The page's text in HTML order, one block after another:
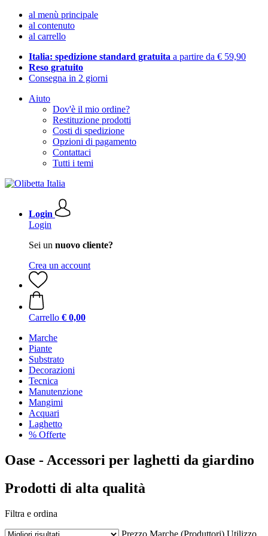
al menù principale
al contenuto
al carrello
Italia: spedizione standard gratuita a partire da € 59,90
Reso gratuito
Consegna in 2 giorni
Aiuto
Dov'è il mio ordine?
Restituzione prodotti
Costi di spedizione
Opzioni di pagamento
Contattaci
Tutti i temi
Login
Login
Sei un nuovo cliente?
Crea un account
Carrello € 0,00
Marche
Piante
Substrato
Decorazioni
Tecnica
Manutenzione
Mangimi
Acquari
Laghetto
% Offerte
Oase - Accessori per laghetti da giardino
Prodotti di alta qualità
Filtra e ordina
Prezzo Marche (Produttori) Utilizzo